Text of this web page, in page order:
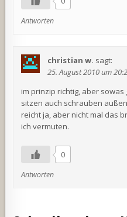
Antworten
christian w. sagt:
25. August 2010 um
im prinzip richtig, aber
sitzen auch schrauben
reicht ja, aber nicht mal das
ich vermuten.
0
Antworten